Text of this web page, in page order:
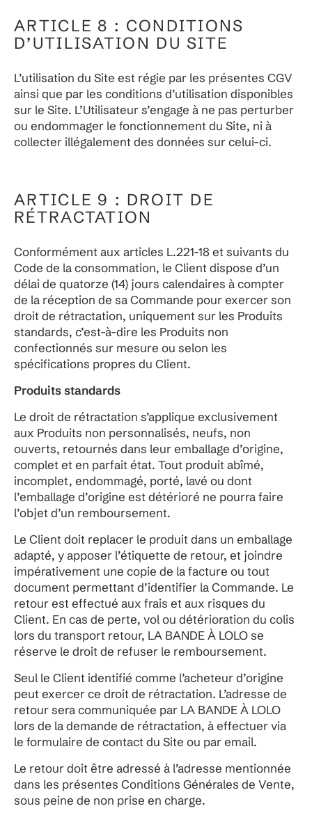
ARTICLE 8 : CONDITIONS
D’UTILISATION DU SITE
L’utilisation du Site est régie par les présentes CGV
ainsi que par les conditions d’utilisation disponibles
sur le Site. L’Utilisateur s’engage à ne pas perturber
ou endommager le fonctionnement du Site, ni à
collecter illégalement des données sur celui-ci.
ARTICLE 9 : DROIT DE
RÉTRACTATION
Conformément aux articles L.221-18 et suivants du
Code de la consommation, le Client dispose d’un
délai de quatorze (14) jours calendaires à compter
de la réception de sa Commande pour exercer son
droit de rétractation, uniquement sur les Produits
standards, c’est-à-dire les Produits non
confectionnés sur mesure ou selon les
spécifications propres du Client.
Produits standards
Le droit de rétractation s’applique exclusivement
aux Produits non personnalisés, neufs, non
ouverts, retournés dans leur emballage d’origine,
complet et en parfait état. Tout produit abîmé,
incomplet, endommagé, porté, lavé ou dont
l’emballage d’origine est détérioré ne pourra faire
l’objet d’un remboursement.
Le Client doit replacer le produit dans un emballage
adapté, y apposer l’étiquette de retour, et joindre
impérativement une copie de la facture ou tout
document permettant d’identifier la Commande. Le
retour est effectué aux frais et aux risques du
Client. En cas de perte, vol ou détérioration du colis
lors du transport retour, LA BANDE À LOLO se
réserve le droit de refuser le remboursement.
Seul le Client identifié comme l’acheteur d’origine
peut exercer ce droit de rétractation. L’adresse de
retour sera communiquée par LA BANDE À LOLO
lors de la demande de rétractation, à effectuer via
le formulaire de contact du Site ou par email.
Le retour doit être adressé à l’adresse mentionnée
dans les présentes Conditions Générales de Vente,
sous peine de non prise en charge.